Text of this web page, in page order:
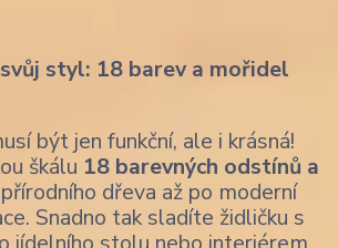
styl: 18 barev a mořidel
být jen funkční, ale i krásná!
škálu 18 barevných odstínů a
dřeva až po moderní
Snadno tak sladíte židličku s